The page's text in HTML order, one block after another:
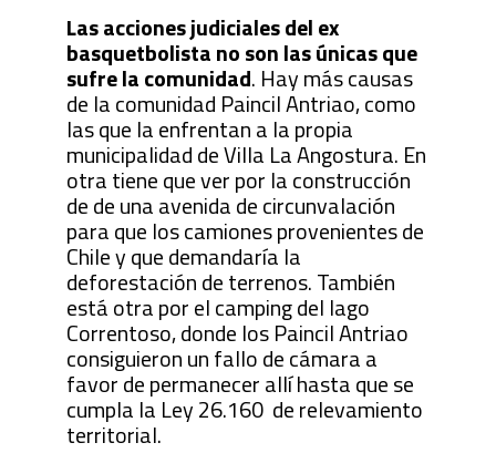
Las acciones judiciales del ex
basquetbolista no son las únicas que
sufre la comunidad. Hay más causas
de la comunidad Paincil Antriao, como
las que la enfrentan a la propia
municipalidad de Villa La Angostura. En
otra tiene que ver por la construcción
de de una avenida de circunvalación
para que los camiones provenientes de
Chile y que demandaría la
deforestación de terrenos. También
está otra por el camping del lago
Correntoso, donde los Paincil Antriao
consiguieron un fallo de cámara a
favor de permanecer allí hasta que se
cumpla la Ley 26.160 de relevamiento
territorial.